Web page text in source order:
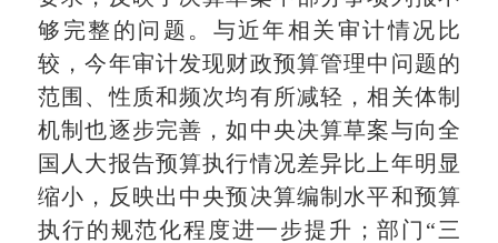
够完整的问题。与近年相关审计情况比
较，今年审计发现财政预算管理中问题的
范围、性质和频次均有所减轻，相关体制
机制也逐步完善，如中央决算草案与向全
国人大报告预算执行情况差异比上年明显
缩小，反映出中央预决算编制水平和预算
执行的规范化程度进一步提升；部门“三